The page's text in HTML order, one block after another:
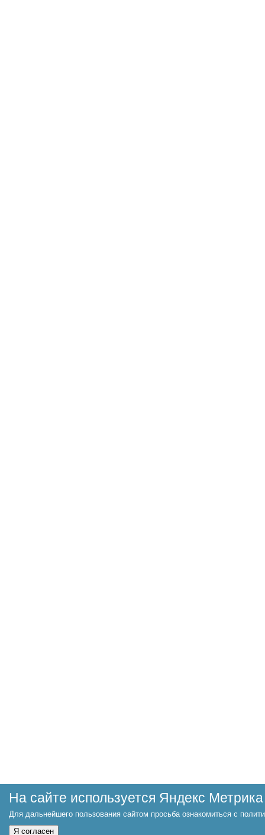
На сайте используется Яндекс Метрика
Для дальнейшего пользования сайтом просьба ознакомиться с
Я согласен